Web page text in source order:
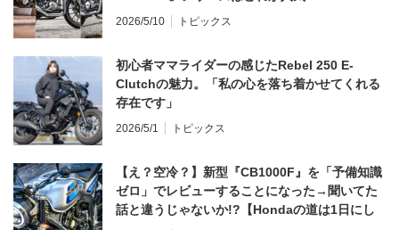
2026/5/10 トピックス
初心者ママライダーの感じたRebel 250 E-
Clutchの魅力。「私の心を落ち着かせてくれる
存在です」
2026/5/1 トピックス
【え？空冷？】新型『CB1000F』を「予備知識
ゼロ」でレビューすることになった→聞いてた
話と違うじゃないか!?【Hondaの道は1日にし